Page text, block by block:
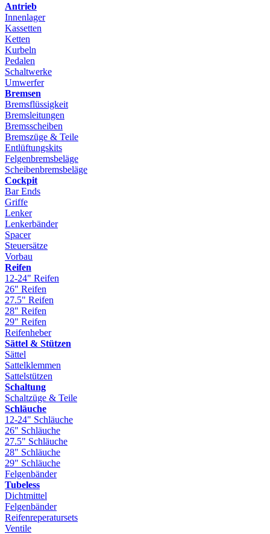
Antrieb
Innenlager
Kassetten
Ketten
Kurbeln
Pedalen
Schaltwerke
Umwerfer
Bremsen
Bremsflüssigkeit
Bremsleitungen
Bremsscheiben
Bremszüge & Teile
Entlüftungskits
Felgenbremsbeläge
Scheibenbremsbeläge
Cockpit
Bar Ends
Griffe
Lenker
Lenkerbänder
Spacer
Steuersätze
Vorbau
Reifen
12-24" Reifen
26" Reifen
27.5" Reifen
28" Reifen
29" Reifen
Reifenheber
Sättel & Stützen
Sättel
Sattelklemmen
Sattelstützen
Schaltung
Schaltzüge & Teile
Schläuche
12-24" Schläuche
26" Schläuche
27.5" Schläuche
28" Schläuche
29" Schläuche
Felgenbänder
Tubeless
Dichtmittel
Felgenbänder
Reifenreperatursets
Ventile